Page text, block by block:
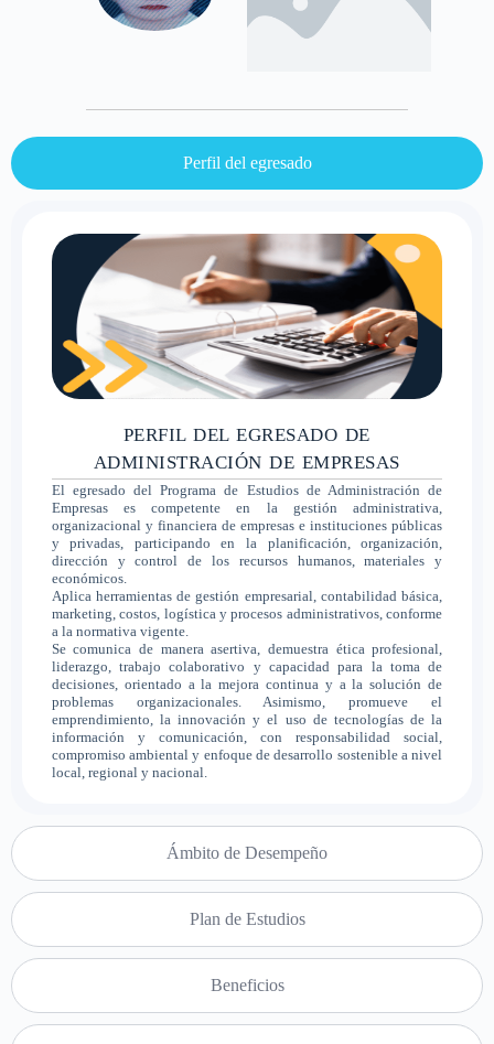
Perfil del egresado
Ámbito de Desempeño
Plan de Estudios
Beneficios
PERFIL DEL EGRESADO DE
ADMINISTRACIÓN DE EMPRESAS
El egresado del Programa de Estudios de Administración de
Empresas es competente en la gestión administrativa,
organizacional y financiera de empresas e instituciones públicas
y privadas, participando en la planificación, organización,
dirección y control de los recursos humanos, materiales y
económicos.
Aplica herramientas de gestión empresarial, contabilidad básica,
marketing, costos, logística y procesos administrativos, conforme
a la normativa vigente.
Se comunica de manera asertiva, demuestra ética profesional,
liderazgo, trabajo colaborativo y capacidad para la toma de
decisiones, orientado a la mejora continua y a la solución de
problemas organizacionales. Asimismo, promueve el
emprendimiento, la innovación y el uso de tecnologías de la
información y comunicación, con responsabilidad social,
compromiso ambiental y enfoque de desarrollo sostenible a nivel
local, regional y nacional.